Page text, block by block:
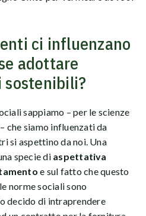
ci influenzano
adottare
sappiamo – per le scienze
che siamo influenzati da
si aspettino da noi. Una
specie di aspettativa
e sul fatto che questo
norme sociali sono
decido di intraprendere